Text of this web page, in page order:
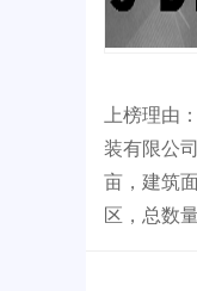
上榜理由
装有限公
亩，建筑
区，总数